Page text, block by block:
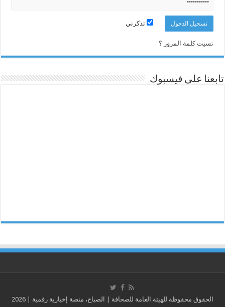
تذكرني
نسيت كلمة المرور ؟
تابعنا على فيسبوك
الحقوق محفوظة للهيئة العامة للصحافة | الصباح، منصة إخبارية رقمية | 2026